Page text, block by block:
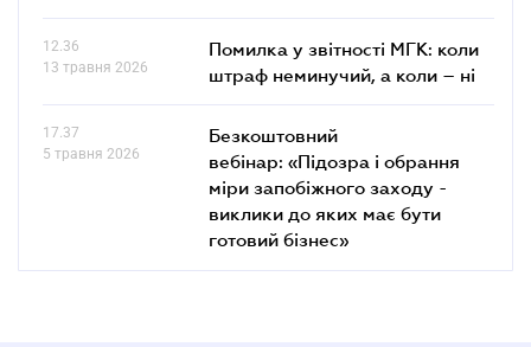
12.36
13 травня 2026
Помилка у звітності МГК: коли
штраф неминучий, а коли – ні
17.37
5 травня 2026
Безкоштовний
вебінар: «Підозра і обрання
міри запобіжного заходу -
виклики до яких має бути
готовий бізнес»